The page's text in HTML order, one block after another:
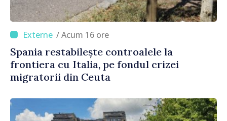
/ Acum 16 ore
Spania restabilește controalele la
frontiera cu Italia, pe fondul crizei
migratorii din Ceuta